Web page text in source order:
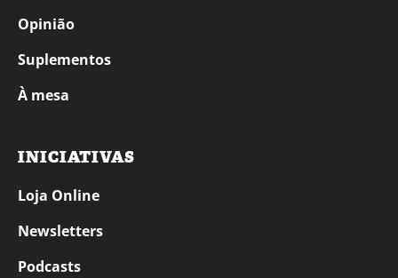
Opinião
Suplementos
À mesa
INICIATIVAS
Loja Online
Newsletters
Podcasts